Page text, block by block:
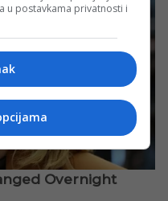
u postavkama privatnosti i